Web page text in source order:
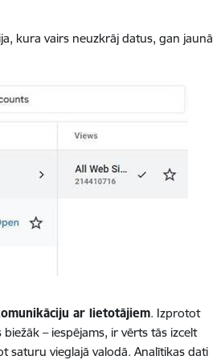
kura vairs neuzkrāj datus, gan jaunā
ar lietotājiem. Izprotot
– iespējams, ir vērts tās izcelt
saturu vieglajā valodā. Analītikas dati